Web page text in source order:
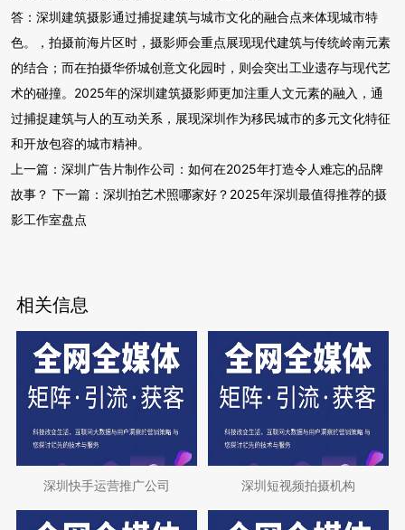
答：深圳建筑摄影通过捕捉建筑与城市文化的融合点来体现城市特
色。，拍摄前海片区时，摄影师会重点展现现代建筑与传统岭南元素
的结合；而在拍摄华侨城创意文化园时，则会突出工业遗存与现代艺
术的碰撞。2025年的深圳建筑摄影师更加注重人文元素的融入，通
过捕捉建筑与人的互动关系，展现深圳作为移民城市的多元文化特征
和开放包容的城市精神。
上一篇： 深圳广告片制作公司：如何在2025年打造令人难忘的品牌
故事？ 下一篇： 深圳拍艺术照哪家好？2025年深圳最值得推荐的摄
影工作室盘点
相关信息
深圳快手运营推广公司 深圳短视频拍摄机构